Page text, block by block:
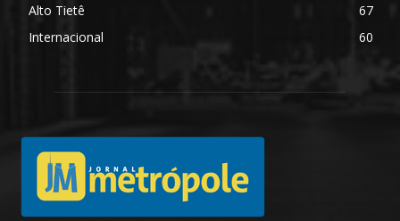
Alto Tietê
67
Internacional
60